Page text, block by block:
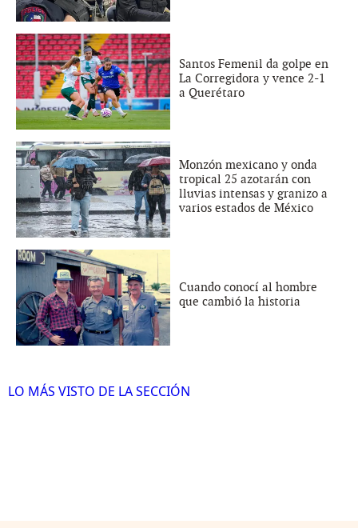
Santos Femenil da golpe en
La Corregidora y vence 2-1
a Querétaro
Monzón mexicano y onda
tropical 25 azotarán con
lluvias intensas y granizo a
varios estados de México
Cuando conocí al hombre
que cambió la historia
LO MÁS VISTO DE LA SECCIÓN